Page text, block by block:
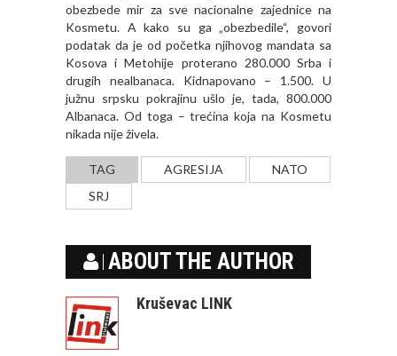
obezbede mir za sve nacionalne zajednice na
Kosmetu. A kako su ga „obezbedile“, govori
podatak da je od početka njihovog mandata sa
Kosova i Metohije proterano 280.000 Srba i
drugih nealbanaca. Kidnapovano – 1.500. U
južnu srpsku pokrajinu ušlo je, tada, 800.000
Albanaca. Od toga – trećina koja na Kosmetu
nikada nije živela.
TAG AGRESIJA
NATO
SRJ
ABOUT THE AUTHOR
Kruševac LINK